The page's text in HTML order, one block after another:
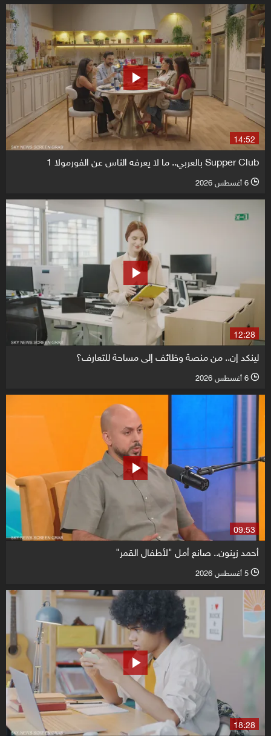
14:52
Supper Club بالعربي.. ما لا يعرفه الناس عن الفورمولا 1
l 6 أغسطس 2026
12:28
لينكد إن.. من منصة وظائف إلى مساحة للتعارف؟
l 6 أغسطس 2026
09:53
أحمد زينون.. صانع أمل "لأطفال القمر"
l 5 أغسطس 2026
18:28